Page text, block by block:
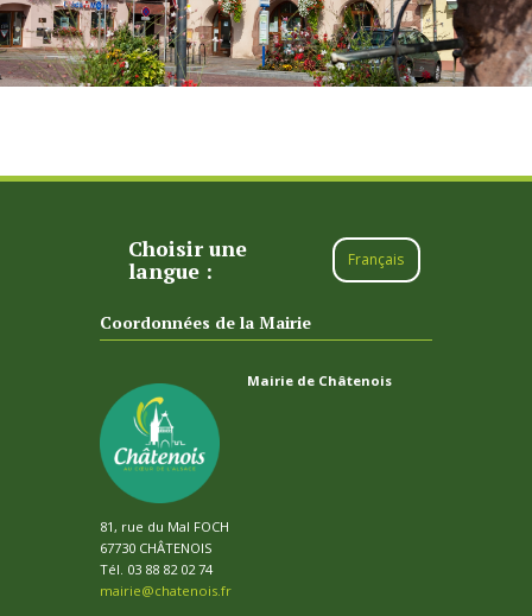
Choisir une
langue :
Français
Coordonnées de la Mairie
Mairie de Châtenois
81, rue du Mal FOCH
67730 CHÂTENOIS
Tél. 03 88 82 02 74
mairie@chatenois.fr